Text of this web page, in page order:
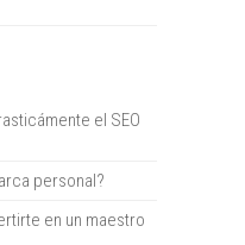
el SEO
personal?
en un maestro